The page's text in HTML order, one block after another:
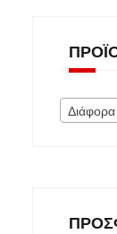
Διάφορα